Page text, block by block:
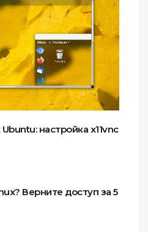
настройка x11vnc
Верните доступ за 5